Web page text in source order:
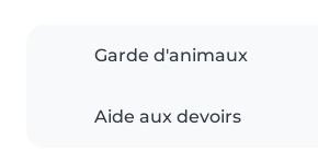
Garde d'animaux
Aide aux devoirs